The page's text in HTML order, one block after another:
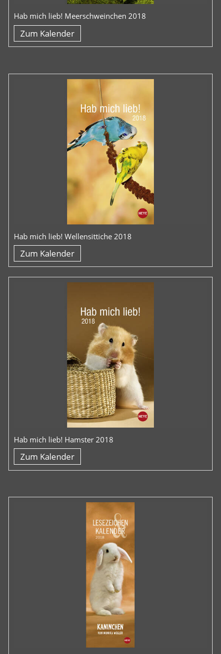
Hab mich lieb! Meerschweinchen 2018
Zum Kalender
Hab mich lieb! Wellensittiche 2018
Zum Kalender
Hab mich lieb! Hamster 2018
Zum Kalender